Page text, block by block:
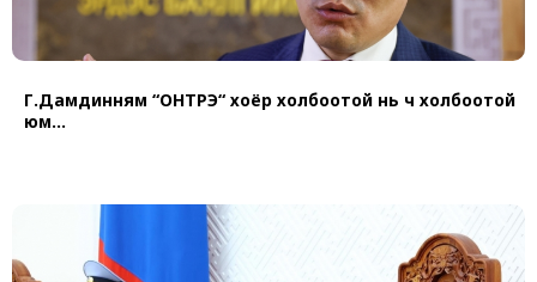
Г.Дамдинням “ОНТРЭ“ хоёр холбоотой нь ч холбоотой
юм...